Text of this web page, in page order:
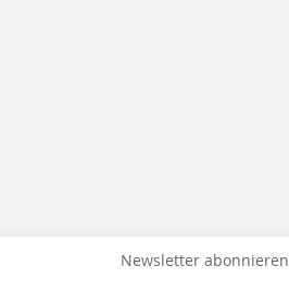
Newsletter abonnieren